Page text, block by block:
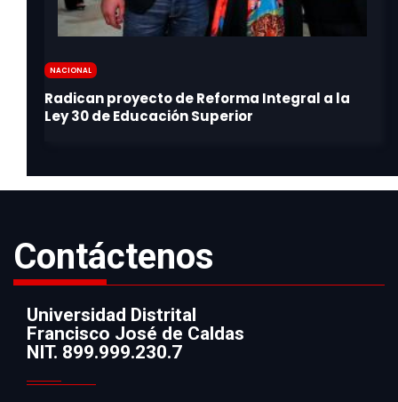
Nacional
Contáctenos
Información
Universidad Distrital
Francisco José de Caldas
NIT. 899.999.230.7